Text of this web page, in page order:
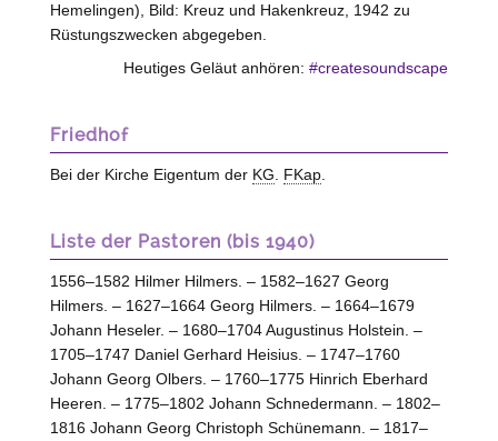
Hemelingen), Bild: Kreuz und Hakenkreuz, 1942 zu
Rüstungszwecken abgegeben.
Heutiges Geläut anhören:#createsoundscape
Friedhof
Bei der Kirche Eigentum der KG FKap.
Liste der Pastoren (bis 1940)
1556–1582 Hilmer Hilmers. – 1582–1627 Georg
Hilmers. – 1627–1664 Georg Hilmers. – 1664–1679
Johann Heseler. – 1680–1704 Augustinus Holstein. –
1705–1747 Daniel Gerhard Heisius. – 1747–1760
Johann Georg Olbers. – 1760–1775 Hinrich Eberhard
Heeren. – 1775–1802 Johann Schnedermann. – 1802–
1816 Johann Georg Christoph Schünemann. – 1817–